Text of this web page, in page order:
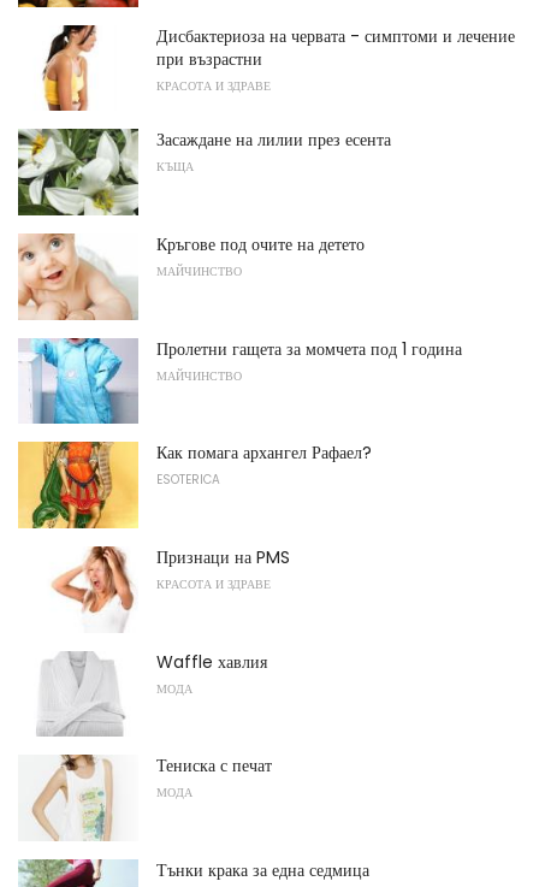
Дисбактериоза на червата - симптоми и лечение
при възрастни
КРАСОТА И ЗДРАВЕ
Засаждане на лилии през есента
КЪЩА
Кръгове под очите на детето
МАЙЧИНСТВО
Пролетни гащета за момчета под 1 година
МАЙЧИНСТВО
Как помага архангел Рафаел?
ESOTERICA
Признаци на PMS
КРАСОТА И ЗДРАВЕ
Waffle хавлия
МОДА
Тениска с печат
МОДА
Тънки крака за една седмица